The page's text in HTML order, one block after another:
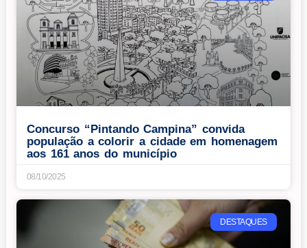
Concurso “Pintando Campina” convida
população a colorir a cidade em homenagem
aos 161 anos do município
08/10/2025
DESTAQUES